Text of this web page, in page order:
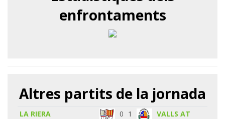
enfrontaments
Altres partits de la jornada
LA RIERA 0 1 VALLS AT